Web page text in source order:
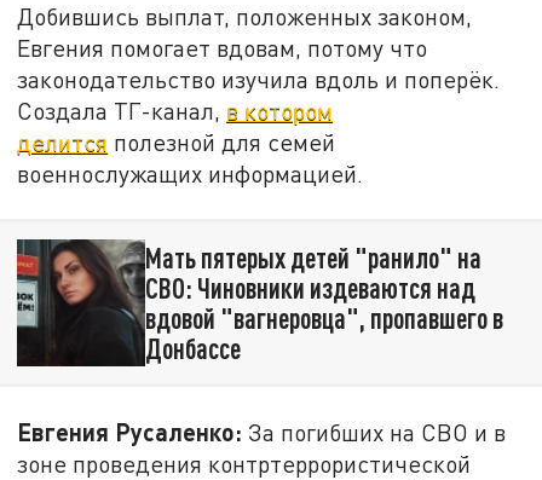
Добившись выплат, положенных законом,
Евгения помогает вдовам, потому что
законодательство изучила вдоль и поперёк.
Создала ТГ-канал, в котором
делится полезной для семей
военнослужащих информацией.
Мать пятерых детей "ранило" на
СВО: Чиновники издеваются над
вдовой "вагнеровца", пропавшего в
Донбассе
Евгения Русаленко: За погибших на СВО и в
зоне проведения контртеррористической